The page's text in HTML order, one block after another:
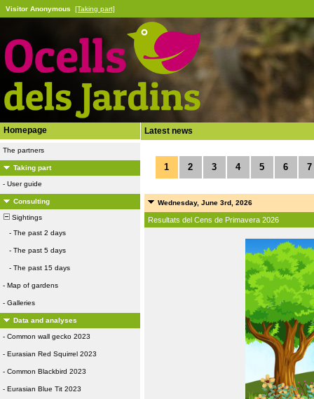
Visitor Anonymous [Taking part]
Homepage
The partners
Taking part
- User guide
Consulting
Sightings
- The past 2 days
- The past 5 days
- The past 15 days
- Map of gardens
- Galleries
Data and analyses
- Common wall gecko 2023
- Eurasian Red Squirrel 2023
- Common Blackbird 2023
- Eurasian Blue Tit 2023
Latest news
1 2 3 4 5 6 7
Wednesday, June 3rd, 2026
Resultats del Cens de Primavera 2026